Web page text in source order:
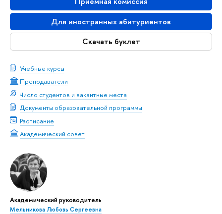
Для иностранных абитуриентов
Скачать буклет
Учебные курсы
Преподаватели
Число студентов и вакантные места
Документы образовательной программы
Расписание
Академический совет
Академический руководитель
Мельникова Любовь Сергеевна